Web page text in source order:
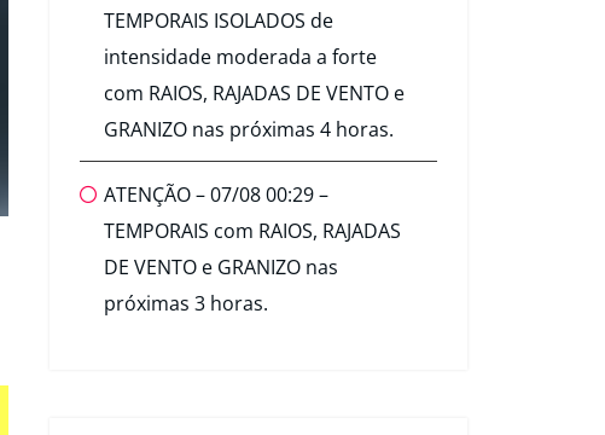
TEMPORAIS ISOLADOS de
intensidade moderada a forte
com RAIOS, RAJADAS DE VENTO e
GRANIZO nas próximas 4 horas.
ATENÇÃO – 07/08 00:29 –
TEMPORAIS com RAIOS, RAJADAS
DE VENTO e GRANIZO nas
próximas 3 horas.